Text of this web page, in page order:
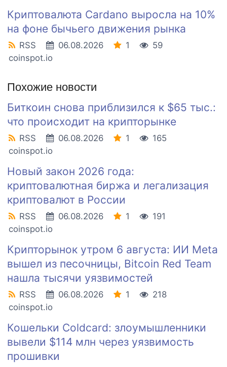
Криптовалюта Cardano выросла на 10%
на фоне бычьего движения рынка
RSS 06.08.2026 1
59
coinspot.io
Похожие новости
Биткоин снова приблизился к $65 тыс.:
что происходит на крипторынке
RSS 06.08.2026 1
165
coinspot.io
Новый закон 2026 года:
криптовалютная биржа и легализация
криптовалют в России
RSS 06.08.2026 1
191
coinspot.io
Крипторынок утром 6 августа: ИИ Meta
вышел из песочницы, Bitcoin Red Team
нашла тысячи уязвимостей
RSS 06.08.2026 1
218
coinspot.io
Кошельки Coldcard: злоумышленники
вывели $114 млн через уязвимость
прошивки